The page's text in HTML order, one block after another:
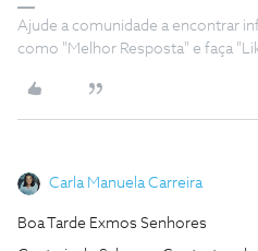
Ajude a comunidade a encontrar
como "Melhor Resposta" e faça
Carla Manuela Carreira
Boa Tarde Exmos Senhores